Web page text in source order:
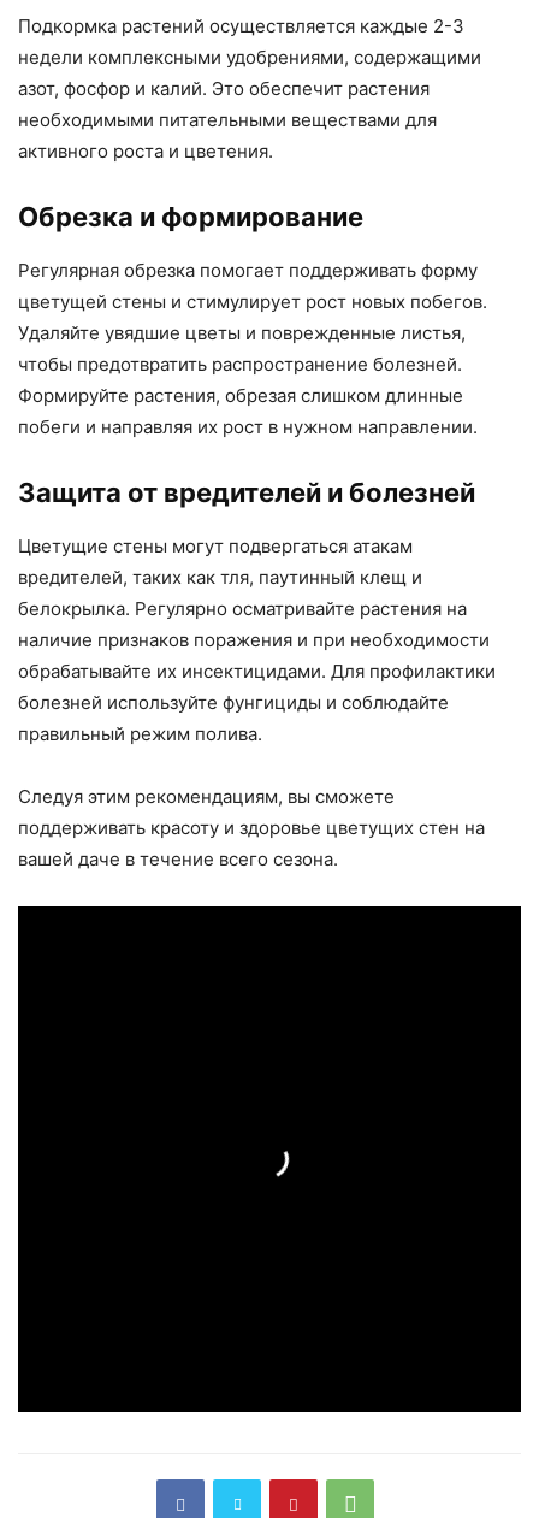
Подкормка растений осуществляется каждые 2-3
недели комплексными удобрениями, содержащими
азот, фосфор и калий. Это обеспечит растения
необходимыми питательными веществами для
активного роста и цветения.
Обрезка и формирование
Регулярная обрезка помогает поддерживать форму
цветущей стены и стимулирует рост новых побегов.
Удаляйте увядшие цветы и поврежденные листья,
чтобы предотвратить распространение болезней.
Формируйте растения, обрезая слишком длинные
побеги и направляя их рост в нужном направлении.
Защита от вредителей и болезней
Цветущие стены могут подвергаться атакам
вредителей, таких как тля, паутинный клещ и
белокрылка. Регулярно осматривайте растения на
наличие признаков поражения и при необходимости
обрабатывайте их инсектицидами. Для профилактики
болезней используйте фунгициды и соблюдайте
правильный режим полива.
Следуя этим рекомендациям, вы сможете
поддерживать красоту и здоровье цветущих стен на
вашей даче в течение всего сезона.